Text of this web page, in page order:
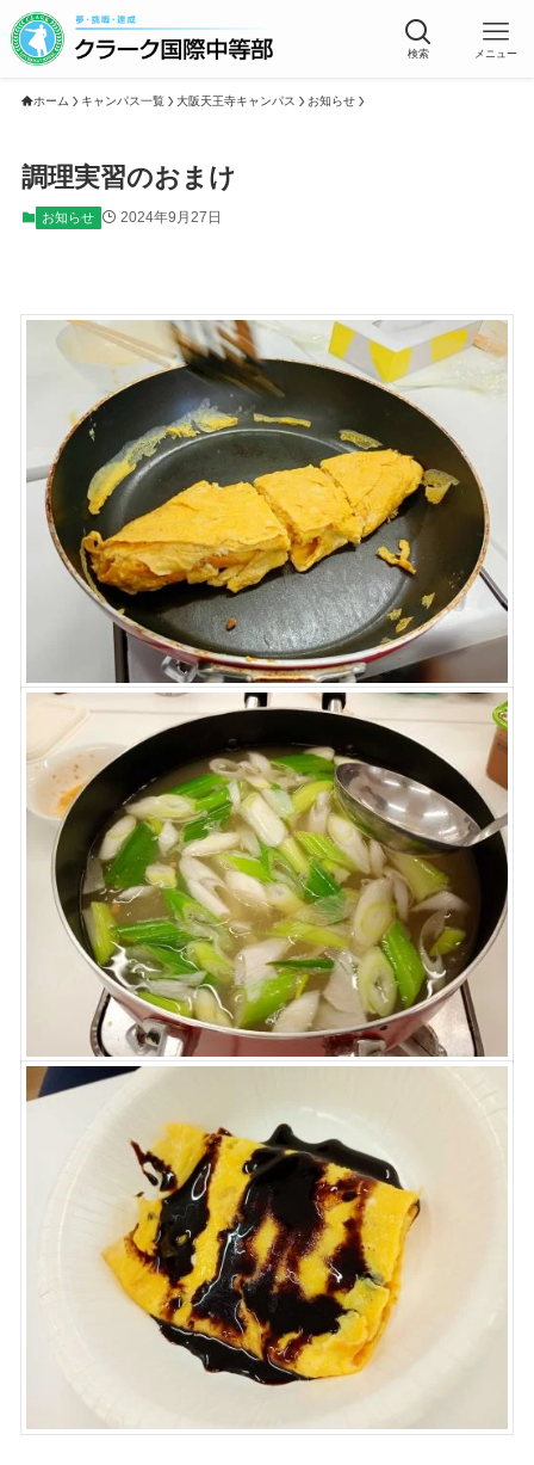
検索 メニュー
ホーム キャンパス一覧 大阪天王寺キャンパス お知らせ
調理実習のおまけ
お知らせ 2024年9月27日